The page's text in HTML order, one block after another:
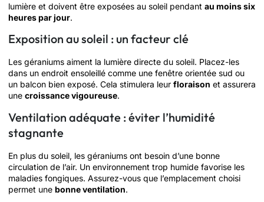
lumière et doivent être exposées au soleil pendant au moins six
heures par jour.
Exposition au soleil : un facteur clé
Les géraniums aiment la lumière directe du soleil. Placez-les
dans un endroit ensoleillé comme une fenêtre orientée sud ou
un balcon bien exposé. Cela stimulera leur floraison et assurera
une croissance vigoureuse.
Ventilation adéquate : éviter l’humidité
stagnante
En plus du soleil, les géraniums ont besoin d’une bonne
circulation de l’air. Un environnement trop humide favorise les
maladies fongiques. Assurez-vous que l’emplacement choisi
permet une bonne ventilation.